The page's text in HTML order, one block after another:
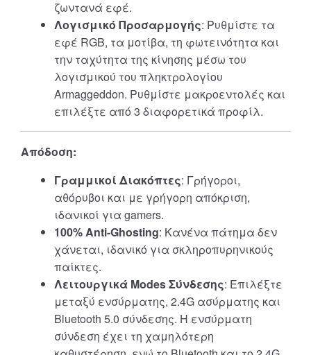
ζωντανά εφέ.
Λογισμικό Προσαρμογής: Ρυθμίστε τα
εφέ RGB, τα μοτίβα, τη φωτεινότητα και
την ταχύτητα της κίνησης μέσω του
λογισμικού του πληκτρολογίου
Armaggeddon. Ρυθμίστε μακροεντολές και
επιλέξτε από 3 διαφορετικά προφίλ.
Απόδοση:
Γραμμικοί Διακόπτες: Γρήγοροι,
αθόρυβοι και με γρήγορη απόκριση,
ιδανικοί για gamers.
100% Anti-Ghosting: Κανένα πάτημα δεν
χάνεται, ιδανικό για σκληροπυρηνικούς
παίκτες.
Λειτουργικά Modes Σύνδεσης: Επιλέξτε
μεταξύ ενσύρματης, 2.4G ασύρματης και
Bluetooth 5.0 σύνδεσης. Η ενσύρματη
σύνδεση έχει τη χαμηλότερη